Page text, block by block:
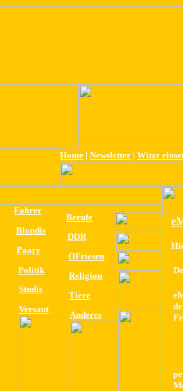
Home | Newsletter | Witze
Fahrer
Berufe
Blondis
DDR
Paare
OFriesen
Politik
Religion
Studis
Tiere
Versaut
Anderes